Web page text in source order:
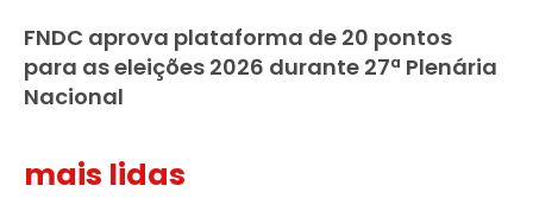
FNDC aprova plataforma de 20 pontos
para as eleições 2026 durante 27ª Plenária
Nacional
mais lidas